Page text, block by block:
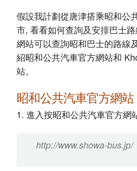
假設我計劃從唐津搭乘昭和公
市, 看看如何查詢及安排巴士
網站可以查詢昭和巴士的路線
紹昭和公共汽車官方網站和
站。
昭和公共汽車官方網站
1. 進入按昭和公共汽車官方網
http://www.showa-bus.jp/